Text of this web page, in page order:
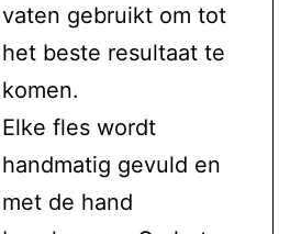
vaten gebruikt om tot
het beste resultaat te
komen.
Elke fles wordt
handmatig gevuld en
met de hand